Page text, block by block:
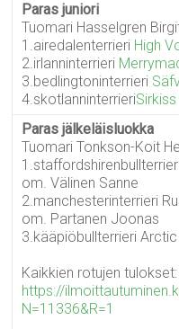
Paras juniori
Tuomari Hasselgren
1.airedalenterrieri High
2.irlanninterrieri
3.bedlingtoninterrieri
4.skotlanninterrieri
Paras jälkeläisluokka
Tuomari Tonkson-Koit
om. Välinen Sanne
2.manchesterinterrieri
om. Partanen Joonas
3.kääpiöbullterrieri
Kaikkien rotujen tulokset:
https://
N=11336&R=1